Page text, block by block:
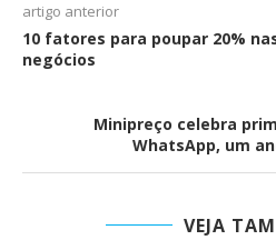
artigo anterior
10 fatores para poupar 20%
negócios
Minipreço celebra
WhatsApp, um
VEJA